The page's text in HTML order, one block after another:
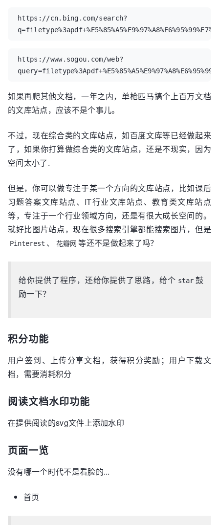
https://cn.bing.com/search?
https://www.sogou.com/web?
如果再爬其他文档，一年之内，单枪匹马搞个上百万文档
的文库站点，应该不是个事儿。
不过，现在综合类的文库站点，如百度文库等已经做起来
了，如果你打算做综合类的文库站点，还是不现实，因为
空间太小了.
但是，你可以做专注于某一个方向的文库站点，比如课后
习题答案文库站点、IT行业文库站点、教育类文库站点
等，专注于一个行业领域方向，还是有很大成长空间的。
就好比图片站点，现在很多搜索引擎都能搜索图片，但是
Pinterest 、 花瓣网 等还不是做起来了吗？
给你提供了程序，还给你提供了思路，给个 star 鼓
励一下？
积分功能
用户签到、上传分享文档，获得积分奖励；用户下载文
档，需要消耗积分
阅读文档水印功能
在提供阅读的svg文件上添加水印
页面一览
没有哪一个时代不是看脸的...
首页